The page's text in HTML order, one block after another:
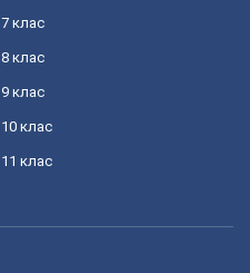
7 клас
8 клас
9 клас
10 клас
11 клас